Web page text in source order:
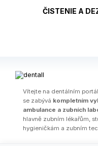
ČISTENIE A
Ví­tejte na dentálním
se zabývá kompletním
ambulance a zubních
hlavně zubním lékařům,
hygieničkám a zubním